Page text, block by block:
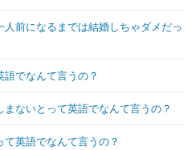
前になるまでは結婚しちゃダメだっ
でなんて言うの？
ないとって英語でなんて言うの？
英語でなんて言うの？